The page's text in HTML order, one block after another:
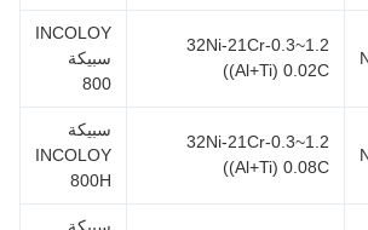
32Ni-21Cr-0.3~1.2
((Al+Ti) 0.02C
INCOLOY
سبيكة
32Ni-21Cr-0.3~1.2
((Al+Ti) 0.08C
سبيكة
INCOLOY
800H
سبيكة